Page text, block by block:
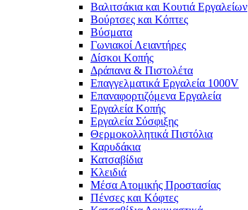
Βαλιτσάκια και Κουτιά Εργαλείων
Βούρτσες και Κόπτες
Βύσματα
Γωνιακοί Λειαντήρες
Δίσκοι Κοπής
Δράπανα & Πιστολέτα
Επαγγελματικά Εργαλεία 1000V
Επαναφορτιζόμενα Εργαλεία
Εργαλεία Κοπής
Εργαλεία Σύσφιξης
Θερμοκολλητικά Πιστόλια
Καρυδάκια
Κατσαβίδια
Κλειδιά
Μέσα Ατομικής Προστασίας
Πένσες και Κόφτες